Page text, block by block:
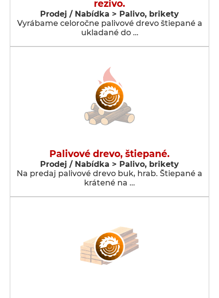
rezivo.
Prodej / Nabídka > Palivo, brikety
Vyrábame celoročne palivové drevo štiepané a
ukladané do …
Palivové drevo, štiepané.
Prodej / Nabídka > Palivo, brikety
Na predaj palivové drevo buk, hrab. Štiepané a
krátené na …